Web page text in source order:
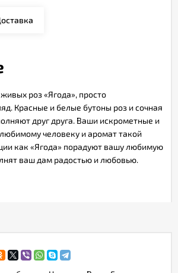
роз «Ягода», просто
Красные и белые бутоны роз и сочная
друг друга. Ваши искрометные и
человеку и аромат такой
как «Ягода» порадуют вашу любимую
ваш дам радостью и любовью.